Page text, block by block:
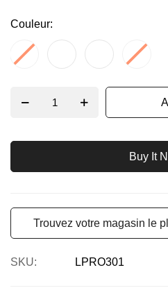
Couleur
Buy It
Trouvez votre magasin le
SKU LPRO301